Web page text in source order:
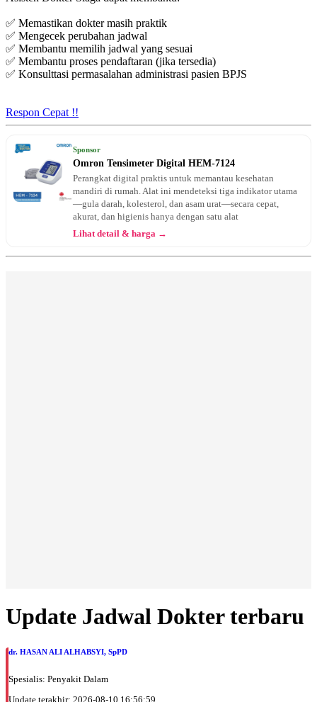
Selasa, 01/09/2026
Jam 10:00 - 13:00
EKSEKUTIF
Kamis, 03/09/2026
Jam 10:00 - 13:00
✅ Memastikan dokter masih praktik
✅ Mengecek perubahan jadwal
✅ Membantu memilih jadwal yang sesuai
✅ Membantu proses pendaftaran (jika tersedia)
✅ Konsulttasi permasalahan administrasi pasien BPJS
Respon Cepat !!
Sponsor
Omron Tensimeter Digital HEM-7124
Perangkat digital praktis untuk memantau kesehatan
mandiri di rumah. Alat ini mendeteksi tiga indikator utama
—gula darah, kolesterol, dan asam urat—secara cepat,
akurat, dan higienis hanya dengan satu alat
Lihat detail & harga →
Update Jadwal Dokter terbaru
dr. HASAN ALI ALHABSYI, SpPD
Spesialis: Penyakit Dalam
Update terakhir: 2026-08-10 16:56:59